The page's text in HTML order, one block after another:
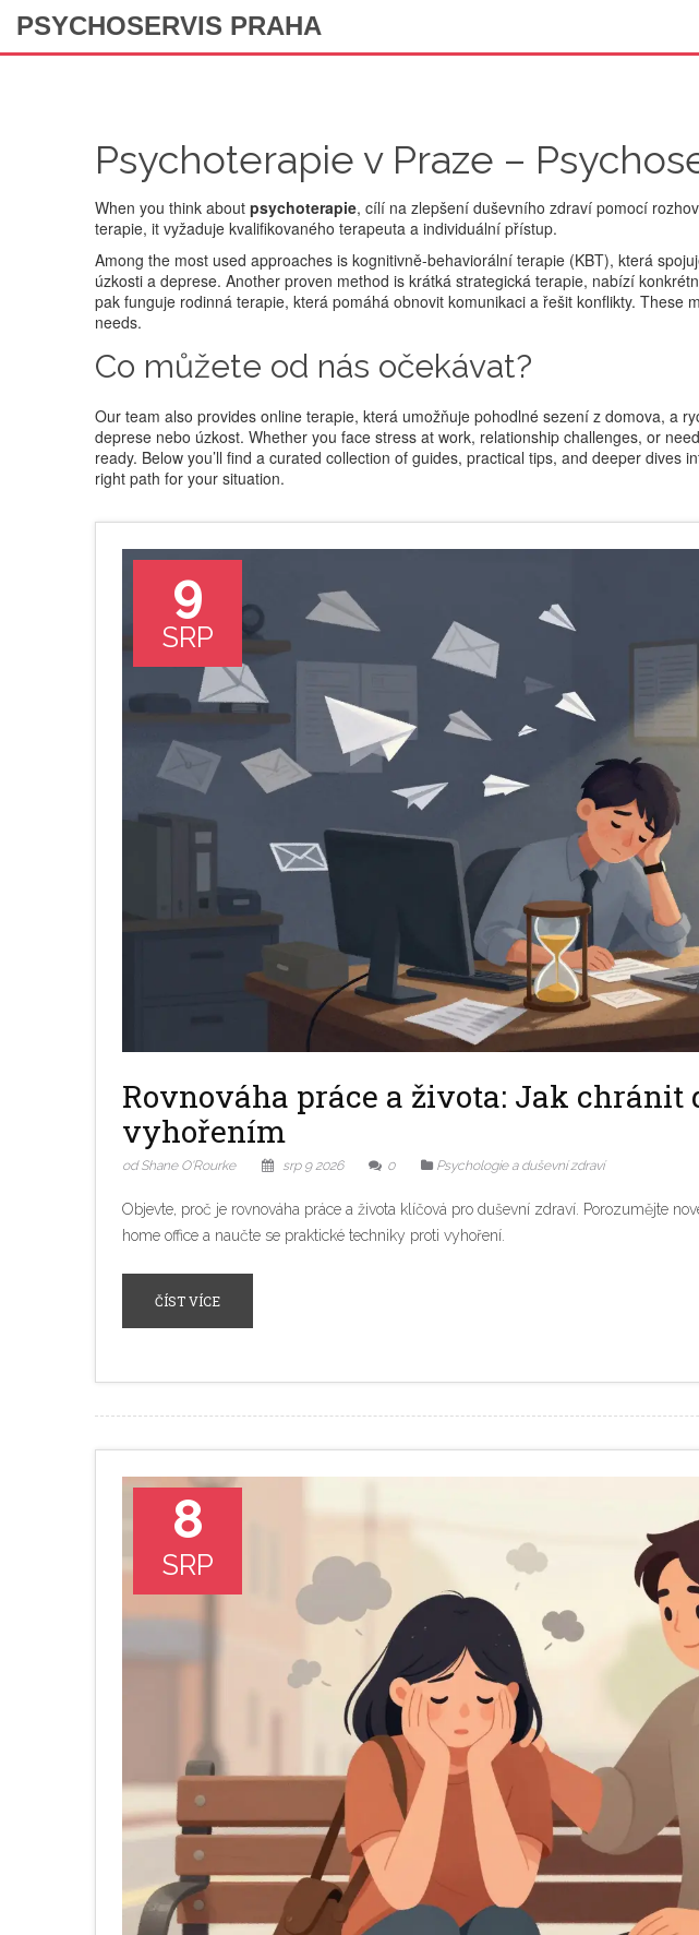
PSYCHOSERVIS PRAHA
Psychoterapie v Praze –
When you think about psychoterapie, cílí na zlepšení duševního zdraví pomocí
terapie, it vyžaduje kvalifikovaného terapeuta a individuální přístup.
Among the most used approaches is kognitivně-behaviorální terapie (KBT), která
úzkosti a deprese. Another proven method is krátká strategická terapie, nabízí
pak funguje rodinná terapie, která pomáhá obnovit komunikaci a řešit konflikty. These
needs.
Co můžete od nás očekávat?
Our team also provides online terapie, která umožňuje pohodlné sezení z domova, a
deprese nebo úzkost. Whether you face stress at work, relationship challenges, or
ready. Below you’ll find a curated collection of guides, practical tips, and deeper dives
right path for your situation.
9
SRP
Rovnováha práce a života: Jak
vyhořením
od Shane O'Rourke srp 9 2026 0 Psychologie a duševní zdraví
Objevte, proč je rovnováha práce a života klíčová pro duševní zdraví. Porozumějte
home office a naučte se praktické techniky proti vyhoření.
ČÍST VÍCE
8
SRP